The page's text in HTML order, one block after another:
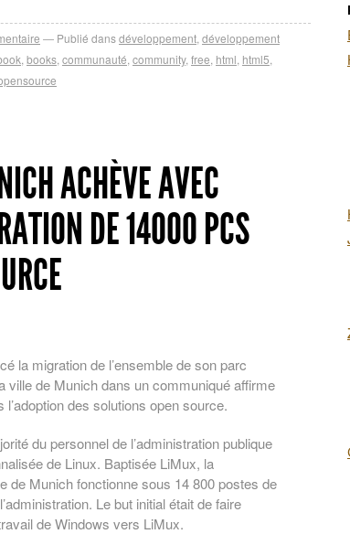
Publié dansdéveloppement développement
books communauté community, free html html5
ACHÈVE AVEC
DE 14000 PCS
la migration de l’ensemble de son parc
ville de Munich dans un communiqué affirme
des solutions open source.
du personnel de l’administration publique
de Linux. Baptisée LiMux, la
de Munich fonctionne sous 14 800 postes de
Le but initial était de faire
de Windows vers LiMux.